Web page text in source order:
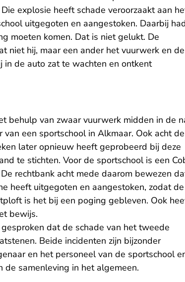
explosie heeft schade veroorzaakt aan
uitgegoten en aangestoken. Daarbij
moeten komen. Dat is niet gelukt. De
niet hij, maar een ander het vuurwerk en de
de auto zat te wachten en ontkent
behulp van zwaar vuurwerk midden in de
een sportschool in Alkmaar. Ook acht de
later opnieuw heeft geprobeerd bij deze
te stichten. Voor de sportschool is een
rechtbank acht mede daarom bewezen
heeft uitgegoten en aangestoken, zodat de
is het bij een poging gebleven. Ook
bewijs.
dat de schade van het tweede
Beide incidenten zijn bijzonder
en het personeel van de sportschool
samenleving in het algemeen.